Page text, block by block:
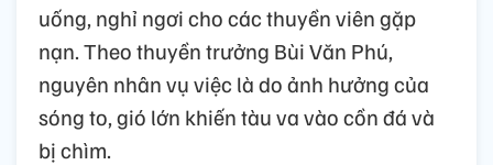
uống, nghỉ ngơi cho các thuyền viên gặp
nạn. Theo thuyền trưởng Bùi Văn Phú,
nguyên nhân vụ việc là do ảnh hưởng của
sóng to, gió lớn khiến tàu va vào cồn đá và
bị chìm.